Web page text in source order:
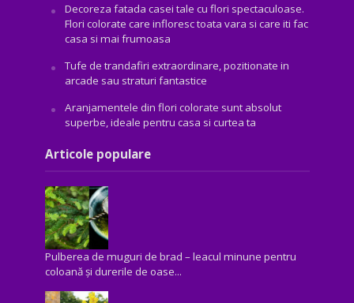
Decoreza fatada casei tale cu flori spectaculoase.
Flori colorate care infloresc toata vara si care iti fac
casa si mai frumoasa
Tufe de trandafiri extraordinare, pozitionate in
arcade sau straturi fantastice
Aranjamentele din flori colorate sunt absolut
superbe, ideale pentru casa si curtea ta
Articole populare
Pulberea de muguri de brad – leacul minune pentru
coloană și durerile de oase...